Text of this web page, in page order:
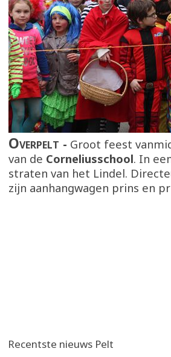
Overpelt
Groot feest
van de Corneliusschool. In
straten van het Lindel.
zijn aanhangwagen prins en
Recentste nieuws Pelt